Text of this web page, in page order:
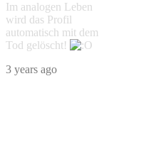
Im analogen Leben
wird das Profil
automatisch mit dem
Tod gelöscht!
3 years ago